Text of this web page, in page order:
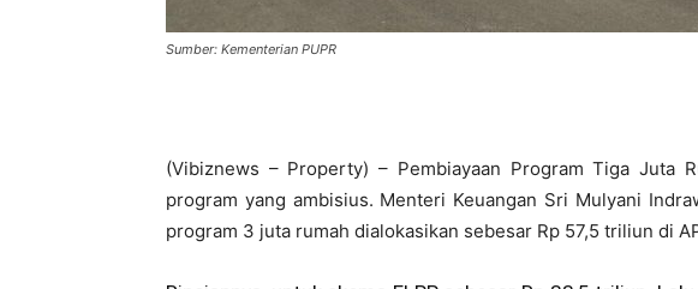
Sumber: Kementerian PUPR
(Vibiznews – Property) – Pembiayaan Program Tiga Juta
program yang ambisius. Menteri Keuangan Sri Mulyani
program 3 juta rumah dialokasikan sebesar Rp 57,5 triliun di